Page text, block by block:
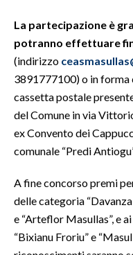
#CARAUNIONE
INSULARITÀ
INFO AZIENDE
ANNUNCI
NECROLOGI
PUBBLICITÀ
La partecipazione è
potranno effettuare
(indirizzo
3891777100) o in
cassetta postale
del Comune in via
ex Convento dei
comunale “Predi
A fine concorso premi
delle categoria
e “Arteflor Masullas”, e
“Bixianu Froriu” e